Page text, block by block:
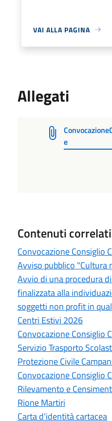
VAI ALLA PAGINA
Allegati
e
Contenuti correlati
Convocazione Consiglio
Avviso pubblico "Cultura
Avvio di una procedura
finalizzata alla
soggetti non profit in
Centri Estivi 2026
Convocazione Consiglio
Servizio Trasporto
Protezione Civile
Convocazione Consiglio
Rilevamento e
Rione Martiri
Carta d'identità cartacea